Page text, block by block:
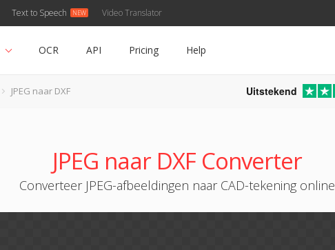
Text to Speech Video Translator
OCR API Pricing Help
JPEG naar DXF Uitstekend
JPEG naar DXF Converter
Converteer JPEG-afbeeldingen naar CAD-tekening online